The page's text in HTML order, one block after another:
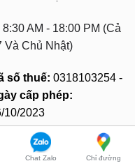
số thuế:0318103254 -
10/2023
xuất VAT cho Công
Chat Zalo Chỉ đường